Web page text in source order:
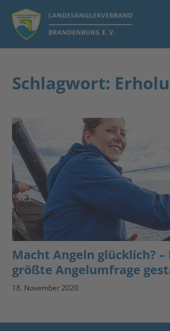
Schlagwort:
Macht Angeln glücklich? –
größte Angelumfrage
18. November 2020